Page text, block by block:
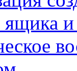
ящика